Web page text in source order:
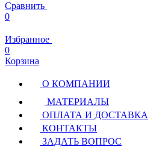
Сравнить
0
Избранное
0
Корзина
О КОМПАНИИ
МАТЕРИАЛЫ
ОПЛАТА И ДОСТАВКА
КОНТАКТЫ
ЗАДАТЬ ВОПРОС